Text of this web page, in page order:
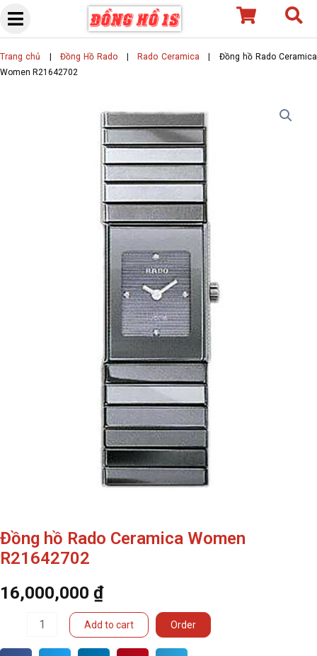
Skip
content
Trang chủ |Đồng Hồ Rado Rado Ceramica
Đồng hồ Rado Ceramica
Women R21642702
Đồng hồ Rado Ceramica Women
R21642702
16,000,000 ₫
Add to cart Order